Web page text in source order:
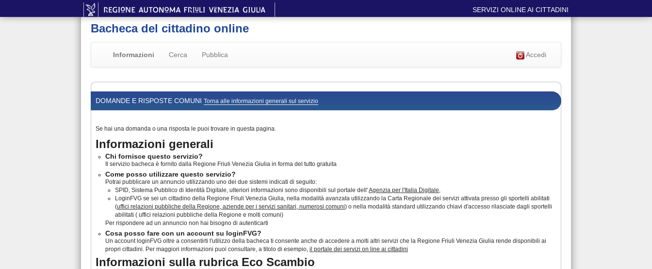
SERVIZI ONLINE AI CITTADINI
Bacheca del cittadino online
Informazioni Cerca Pubblica Accedi
DOMANDE E RISPOSTE COMUNI Torna alle informazioni generali sul servizio
Se hai una domanda o una risposta le puoi trovare in questa pagina.
Informazioni generali
Chi fornisce questo servizio?
Il servizio bacheca è fornito dalla Regione Friuli Venezia Giulia in forma del tutto gratuita
Come posso utilizzare questo servizio?
Potrai pubblicare un annuncio utilizzando uno dei due sistemi indicati di seguito:
SPID, Sistema Pubblico di Identità Digitale, ulteriori informazioni sono disponibili sul portale dell'Agenzia per l'Italia Digitale,
LoginFVG se sei un cittadino della Regione Friuli Venezia Giulia, nella modalità avanzata utilizzando la Carta Regionale dei servizi attivata presso gli sportelli abilitati
(uffici relazioni pubbliche della Regione, aziende per i servizi sanitari, numerosi comuni) o nella modalità standard utilizzando chiavi d'accesso rilasciate dagli sportelli
abilitati ( uffici relazioni pubbliche della Regione e molti comuni)
Per rispondere ad un annuncio non hai bisogno di autenticarti
Cosa posso fare con un account su loginFVG?
Un account loginFVG oltre a consentirti l'utilizzo della bacheca ti consente anche di accedere a molti altri servizi che la Regione Friuli Venezia Giulia rende disponibili ai
propri cittadini. Per maggiori informazioni puoi consultare, a titolo di esempio, il portale dei servizi on line ai cittadini
Informazioni sulla rubrica Eco Scambio